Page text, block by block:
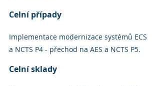
Celní případy
Implementace modernizace systémů ECS
a NCTS P4 - přechod na AES a NCTS P5.
Celní sklady